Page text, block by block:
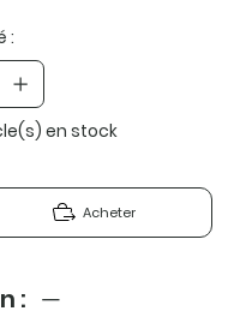
:
en stock
Acheter
: